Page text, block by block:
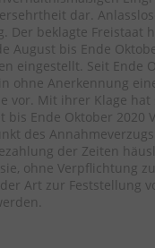
dar.
Der beklagte Freistaat
August bis Ende
eingestellt. Seit Ende
ohne Anerkennung
vor. Mit ihrer Klage
bis Ende Oktober 2020
des
der Zeiten
ohne Verpflichtung
Art zur Feststellung